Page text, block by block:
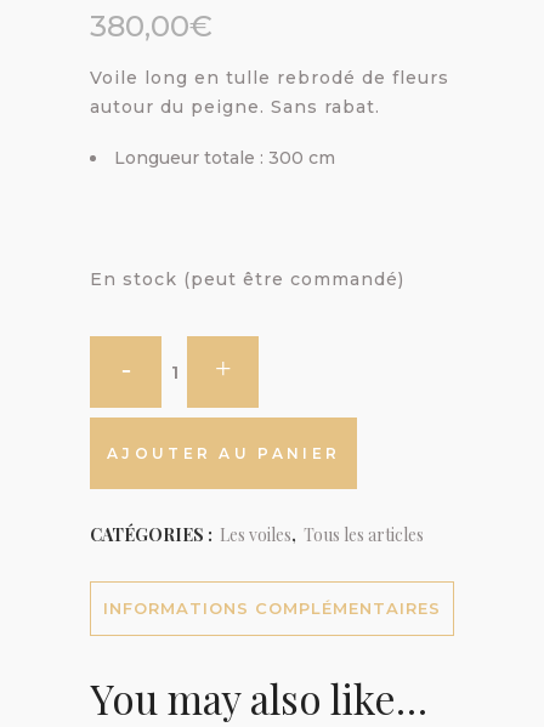
380,00€
Voile long en tulle rebrodé de fleurs
autour du peigne. Sans rabat.
Longueur totale : 300 cm
En stock (peut être commandé)
AJOUTER AU PANIER
CATÉGORIES : Les voiles, Tous les articles
INFORMATIONS COMPLÉMENTAIRES
You may also like…